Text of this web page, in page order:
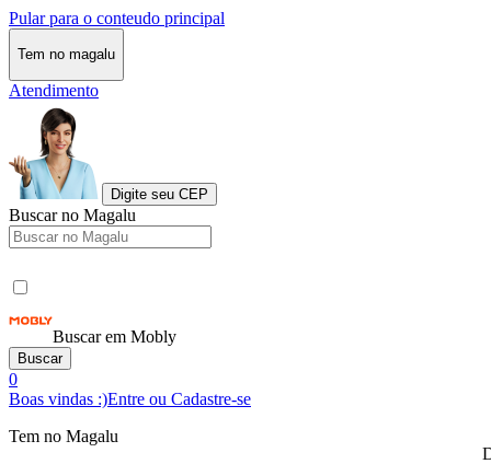
Pular para o conteudo principal
Tem no magalu
Atendimento
Digite seu CEP
Buscar no Magalu
Buscar em Mobly
Buscar
0
Boas vindas :)Entre ou Cadastre-se
Tem no Magalu